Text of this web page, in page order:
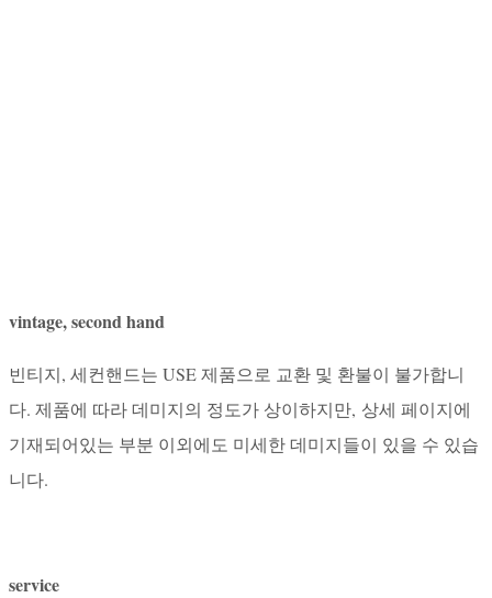
vintage, second hand
빈티지, 세컨핸드는 USE 제품으로 교환 및 환불이 불가합니
다. 제품에 따라 데미지의 정도가 상이하지만, 상세 페이지에
기재되어있는 부분 이외에도 미세한 데미지들이 있을 수 있습
니다.
service